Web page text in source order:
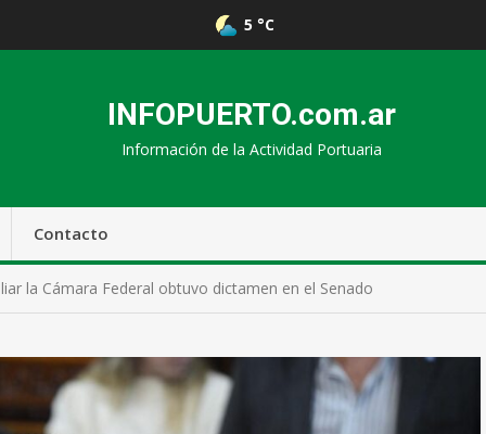
5 °C
INFOPUERTO.com.ar
Información de la Actividad Portuaria
Contacto
la Cámara Federal obtuvo dictamen en el Senado